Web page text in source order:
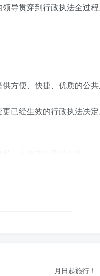
导贯穿到行政执法全过程
方便、快捷、优质的公共
已经生效的行政执法决
和监督平台推广运用工作
月日起施行！